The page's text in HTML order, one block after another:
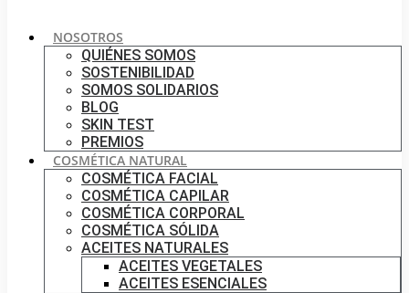
NOSOTROS
QUIÉNES SOMOS
SOSTENIBILIDAD
SOMOS SOLIDARIOS
BLOG
SKIN TEST
PREMIOS
COSMÉTICA NATURAL
COSMÉTICA FACIAL
COSMÉTICA CAPILAR
COSMÉTICA CORPORAL
COSMÉTICA SÓLIDA
ACEITES NATURALES
ACEITES VEGETALES
ACEITES ESENCIALES